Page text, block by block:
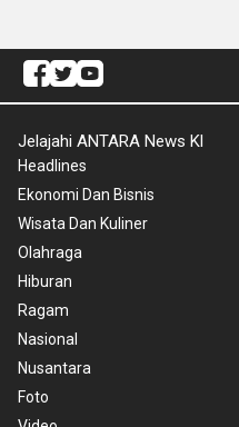
Jelajahi ANTARA News Kl
Headlines
Ekonomi Dan Bisnis
Wisata Dan Kuliner
Olahraga
Hiburan
Ragam
Nasional
Nusantara
Foto